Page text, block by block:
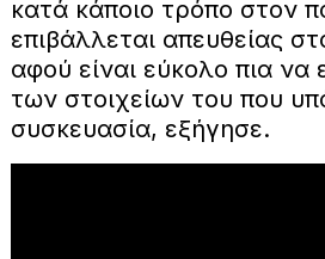
κατά κάποιο τρόπο στον
επιβάλλεται απευθείας
αφού είναι εύκολο πια να
των στοιχείων του που
συσκευασία, εξήγησε.